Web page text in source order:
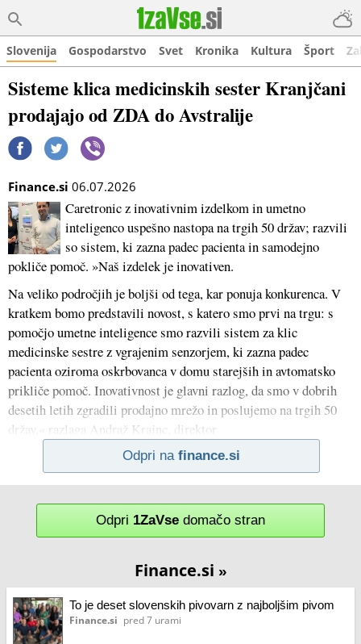
Slovenija Gospodarstvo Svet Kronika Kultura Šport
Sisteme klica medicinskih sester Kranjčani
prodajajo od ZDA do Avstralije
Finance.si 06.07.2026
Caretronic z inovativnim izdelkom in umetno
inteligenco uspešno nastopa na trgih 50 držav; razvili
so sistem, ki zazna padec pacienta in samodejno
pokliče pomoč. »Naš izdelek je inovativen.
Na veliko področjih je boljši od tega, kar ponuja konkurenca. V
kratkem bomo predstavili novost, s katero smo prvi na trgu: s
pomočjo umetne inteligence smo razvili sistem za klic
medicinske sestre z vgrajenim senzorjem, ki zazna padec
pacienta oziroma oskrbovanca v domu starejših in avtomatsko
prikliče pomoč. Inovativnost je glavni razlog, da smo v dobrih
desetih letih zgradili prodajno mrežo in poslujemo na trgih 50
držav,« razlaga Andraž Krajnc, direktor
Odpri na finance.si
Odpri 1ZaVse domačo stran
Finance.si »
To je deset slovenskih pivovarn z najboljšim pivom
Finance.si pred 7 urami